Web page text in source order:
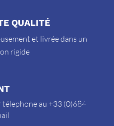
QUALITÉ
et livrée dans un
rigide
au +33 (0)684